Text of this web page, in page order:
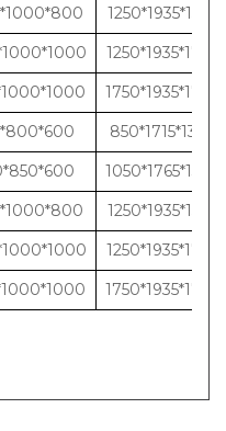
1250*1935*1580
1250*1935*1780
1750*1935*1780
850*1715*1380
1050*1765*1380
1250*1935*1580
1250*1935*1780
1750*1935*1780